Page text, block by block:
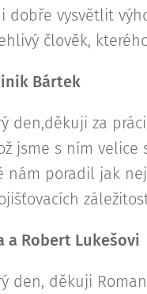
dobře vysvětlit
člověk,
Bártek
den,děkuji za
jsme s ním velice
nám poradil jak
a Robert Lukešovi
den, děkuji